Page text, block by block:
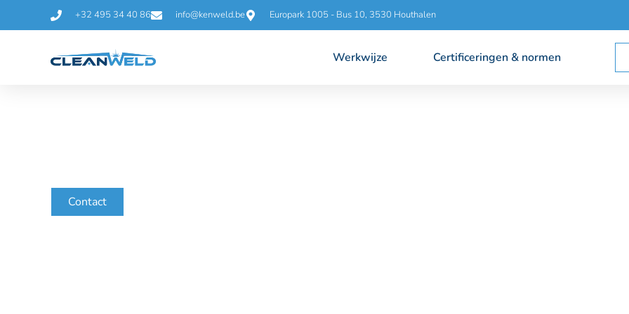
+32 495 34 40 86 info@kenweld.be Europark 1005 - Bus 10, 3530 Houthalen
Werkwijze Certificeringen & normen
Contact